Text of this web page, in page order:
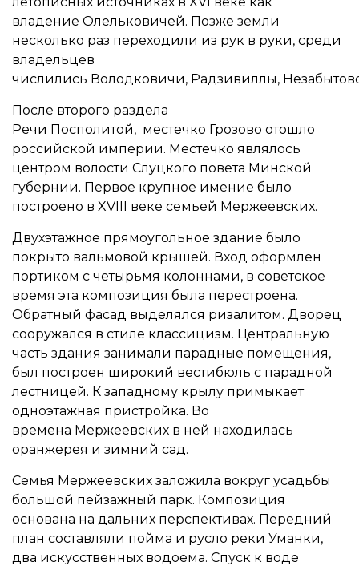
владение Олельковичей. Позже земли
несколько раз переходили из рук в руки, среди
владельцев
числились Володковичи, Радзивиллы,
После второго раздела
Речи Посполитой, местечко Грозово отошло
российской империи. Местечко являлось
центром волости Слуцкого повета Минской
губернии. Первое крупное имение было
построено в XVIII веке семьей Мержеевских.
Двухэтажное прямоугольное здание было
покрыто вальмовой крышей. Вход оформлен
портиком с четырьмя колоннами, в советское
время эта композиция была перестроена.
Обратный фасад выделялся ризалитом. Дворец
сооружался в стиле классицизм. Центральную
часть здания занимали парадные помещения,
был построен широкий вестибюль с парадной
лестницей. К западному крылу примыкает
одноэтажная пристройка. Во
времена Мержеевских в ней находилась
оранжерея и зимний сад.
Семья Мержеевских заложила вокруг усадьбы
большой пейзажный парк. Композиция
основана на дальних перспективах. Передний
план составляли пойма и русло реки Уманки,
два искусственных водоема. Спуск к воде